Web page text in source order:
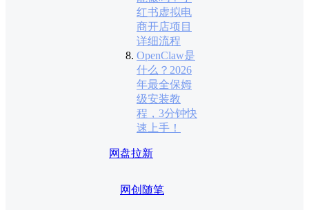
红书虚拟电
商开店项目
详细流程
OpenClaw是
什么？2026
年最全保姆
级安装教
程，3分钟快
速上手！
网盘拉新
网创随笔